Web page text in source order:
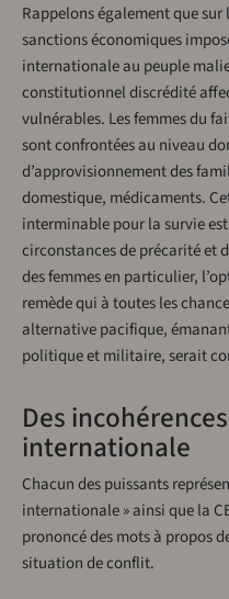
Rappelons également que
sanctions économiques
internationale au peuple
constitutionnel discrédité
vulnérables. Les femmes du
sont confrontées au niveau
d’approvisionnement des
domestique, médicaments.
interminable pour la survie
circonstances de précarité et
des femmes en particulier,
remède qui à toutes les
alternative pacifique,
politique et militaire, serait
Des
internationale
Chacun des puissants
internationale » ainsi que la
prononcé des mots à propos
situation de conflit.